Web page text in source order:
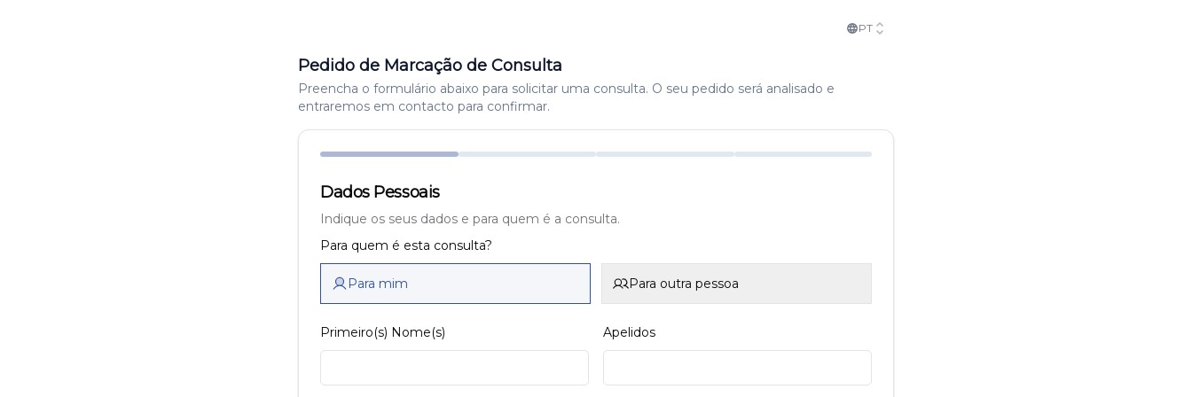
PT
Pedido de Marcação de Consulta
Preencha o formulário abaixo para solicitar uma consulta. O seu pedido será analisado e
entraremos em contacto para confirmar.
Dados Pessoais
Indique os seus dados e para quem é a consulta.
Para quem é esta consulta?
Para mim Para outra pessoa
Primeiro(s) Nome(s) Apelidos